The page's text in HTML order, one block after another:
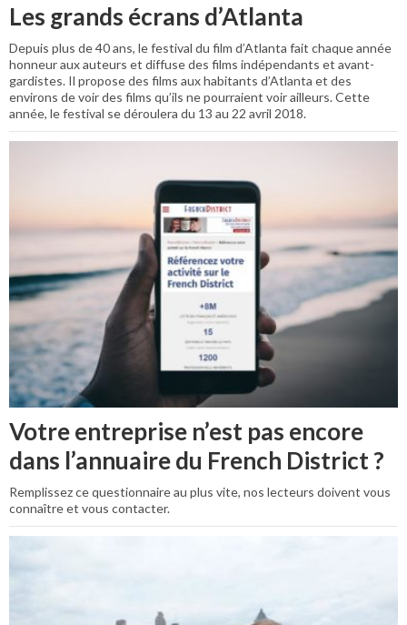
Les grands écrans d’Atlanta
Depuis plus de 40 ans, le festival du film d’Atlanta fait chaque année
honneur aux auteurs et diffuse des films indépendants et avant-
gardistes. Il propose des films aux habitants d’Atlanta et des
environs de voir des films qu’ils ne pourraient voir ailleurs. Cette
année, le festival se déroulera du 13 au 22 avril 2018.
Votre entreprise n’est pas encore
dans l’annuaire du French District ?
Remplissez ce questionnaire au plus vite, nos lecteurs doivent vous
connaître et vous contacter.